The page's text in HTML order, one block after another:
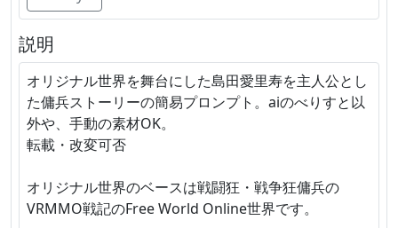
説明
オリジナル世界を舞台にした島田愛里寿を主人公とし
た傭兵ストーリーの簡易プロンプト。aiのべりすと以
外や、手動の素材OK。
転載・改変可否
オリジナル世界のベースは戦闘狂・戦争狂傭兵の
VRMMO戦記のFree World Online世界です。